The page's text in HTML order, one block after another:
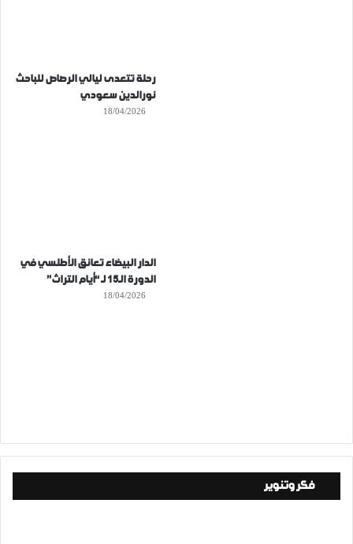
رحلة تتعدى ليالي الرصاص للباحث
نورالدين سعودي
18/04/2026
الدار البيضاء تعانق الأطلسي في
الدورة الـ15 لـ “أيام التراث”
18/04/2026
فكر وتنوير